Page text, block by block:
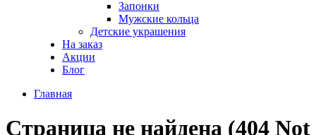
Запонки
Мужские кольца
Детские украшения
На заказ
Акции
Блог
Главная
Страница не найдена (404 Not